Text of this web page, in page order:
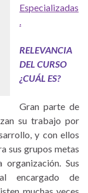
Especializadas
.
RELEVANCIA
DEL CURSO
¿CUÁL ES?
Gran parte de
su trabajo por
y con ellos
sus grupos metas
Sus
encargado de